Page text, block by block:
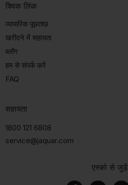
एस्को से जुड़ें
क्विक लिंक
व्यापारिक पूछताछ
खरीदने में सहायता
ब्लॉग
हम से संपर्क करें
FAQ
सहायता
1800 121 6808
service@jaquar.com